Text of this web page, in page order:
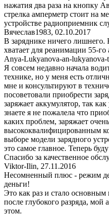
нажатия два раза на кнопку
стрелка амперметр стоит на
устройстве радиоприемник
Вячеслав1983, 02.10.2017
В заряднике ничего
хватает для реанимации 55-го
Anya-Lukyanova-an-lukyanova-
Я совсем недавно начала
технике, но у меня есть
мне и консультируют в
посоветовали приобрести
заряжает аккумулятор, так
знаете я не пожалела что
каких проблем, заряжает
высококвалифицированным
выборе модели зарядного
это самое главное. Теперь
Спасибо за качественное
Viktor-Ilin, 27.11.2016
Несомненный плюс - режим
деньги!
Это как раз и стало
после глубокого разряда, мой
этом.